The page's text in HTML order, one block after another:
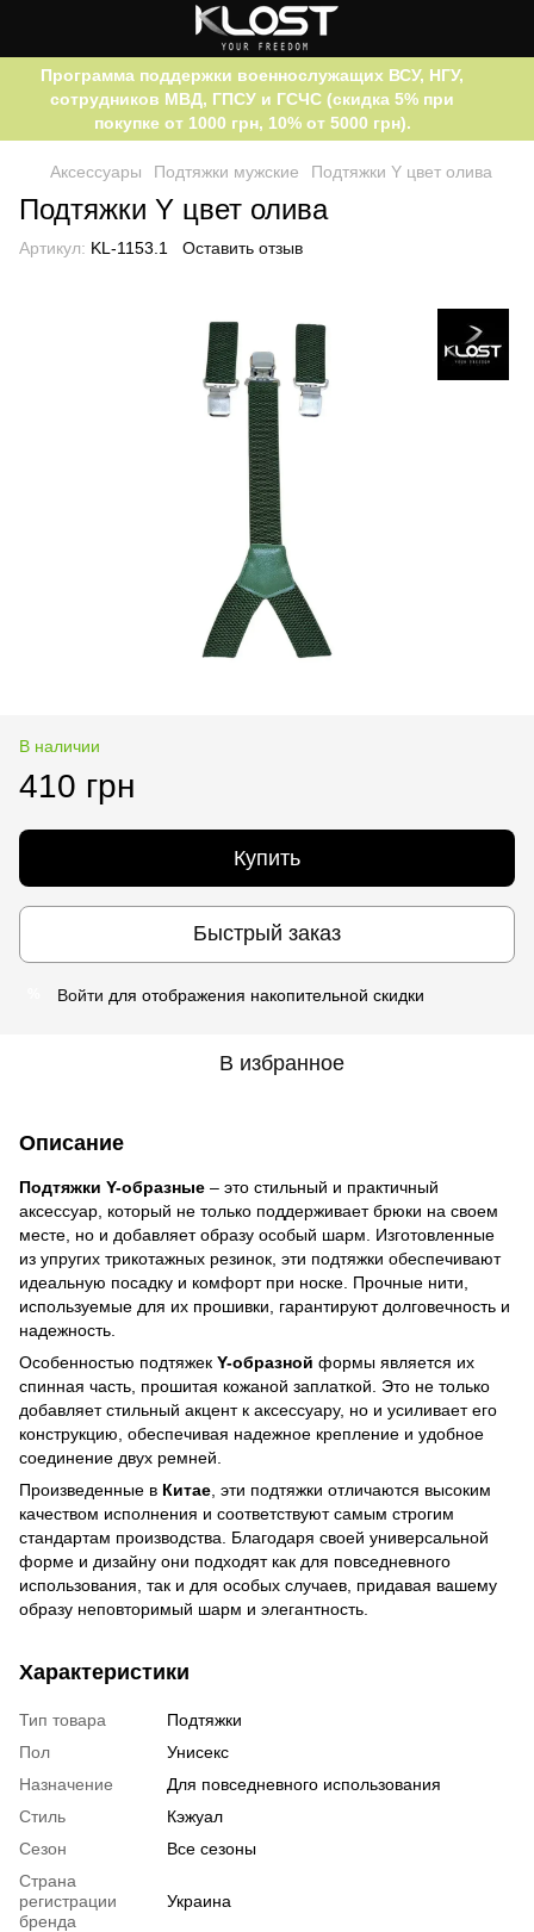
Программа поддержки военнослужащих ВСУ, НГУ,
сотрудников МВД, ГПСУ и ГСЧС (скидка 5% при
покупке от 1000 грн, 10% от 5000 грн).
Аксессуары Подтяжки мужские Подтяжки Y цвет олива
Подтяжки Y цвет олива
Артикул: KL-1153.1 Оставить отзыв
В наличии
410 грн
Купить
Быстрый заказ
Войти для отображения накопительной скидки
В избранное
Описание
Подтяжки Y-образные – это стильный и практичный
аксессуар, который не только поддерживает брюки на своем
месте, но и добавляет образу особый шарм. Изготовленные
из упругих трикотажных резинок, эти подтяжки обеспечивают
идеальную посадку и комфорт при носке. Прочные нити,
используемые для их прошивки, гарантируют долговечность и
надежность.
Особенностью подтяжек Y-образной формы является их
спинная часть, прошитая кожаной заплаткой. Это не только
добавляет стильный акцент к аксессуару, но и усиливает его
конструкцию, обеспечивая надежное крепление и удобное
соединение двух ремней.
Произведенные в Китае , эти подтяжки отличаются высоким
качеством исполнения и соответствуют самым строгим
стандартам производства. Благодаря своей универсальной
форме и дизайну они подходят как для повседневного
использования, так и для особых случаев, придавая вашему
образу неповторимый шарм и элегантность.
Характеристики
Тип товара
Подтяжки
Пол
Унисекс
Назначение
Для повседневного использования
Стиль
Кэжуал
Сезон
Все сезоны
Страна
регистрации
бренда
Украина